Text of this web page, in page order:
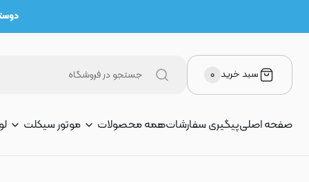
سبد خرید ۰
صفحه اصلیپیگیری سفارشاتهمه محصولات موتور سیکلت